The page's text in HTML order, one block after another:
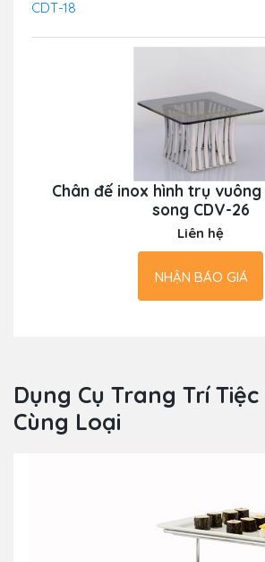
CDT-18
Chân đế inox hình trụ
song CDV-26
Liên hệ
NHẬN BÁO GIÁ
Dụng Cụ Trang Trí
Cùng Loại